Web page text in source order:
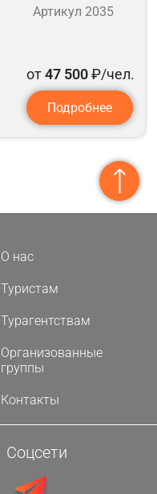
Артикул 2035
от47 500₽/чел.
Подробнее
О нас
Туристам
Турагентствам
Организованные
группы
Контакты
Соцсети